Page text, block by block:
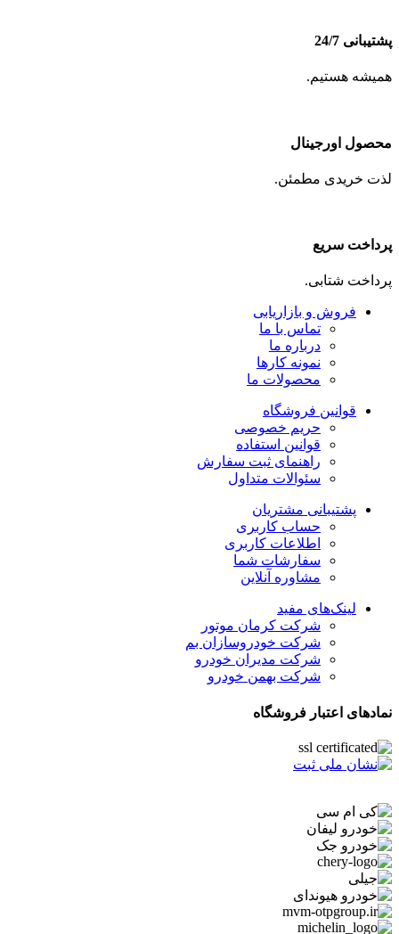
پشتیبانی 24/7
همیشه هستیم.
محصول اورجینال
لذت خریدی مطمئن.
پرداخت سریع
پرداخت شتابی.
فروش و بازاریابی
تماس با ما
درباره ما
نمونه کارها
محصولات ما
قوانین فروشگاه
حریم خصوصی
قوانین استفاده
راهنمای ثبت سفارش
سئوالات متداول
پشتیبانی مشتریان
حساب کاربری
اطلاعات کاربری
سفارشات شما
مشاوره آنلاین
لینک‌های مفید
شرکت کرمان موتور
شرکت خودروسازان بم
شرکت مدیران خودرو
شرکت بهمن خودرو
نمادهای اعتبار فروشگاه